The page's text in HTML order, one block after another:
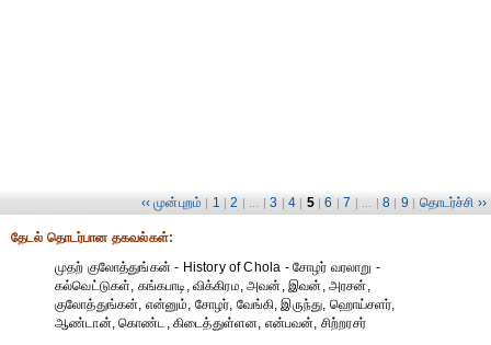
‹‹ முன்புறம் | 1 | 2 | ... | 3 | 4 | 5 | 6 | 7 | ... | 8 | 9 | தொடர்ச்சி ››
தேட‌ல் தொட‌ர்பான தகவ‌ல்க‌ள்:
முதற் குலோத்துங்கன் - History of Chola - சோழர் வரலாறு -
கல்வெட்டுகள், கங்கபாடி, விக்கிரம, அவன், இவன், அரசன்,
குலோத்துங்கன், என்னும், சோழர், வேங்கி, இருந்து, ஹொய்சளர்,
ஆண்டான், கொண்ட, கிடைத்துள்ளன, என்பவன், சிற்றரசர்